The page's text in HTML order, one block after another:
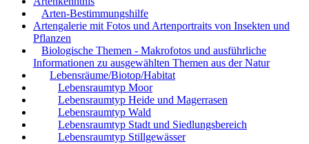
Arten-Bestimmungshilfe
Artengalerie mit Fotos und Artenportraits von Insekten und
Pflanzen
Biologische Themen - Makrofotos und ausführliche
Informationen zu ausgewählten Themen aus der Natur
Lebensräume/Biotop/Habitat
Lebensraumtyp Moor
Lebensraumtyp Heide und Magerrasen
Lebensraumtyp Wald
Lebensraumtyp Stadt und Siedlungsbereich
Lebensraumtyp Stillgewässer